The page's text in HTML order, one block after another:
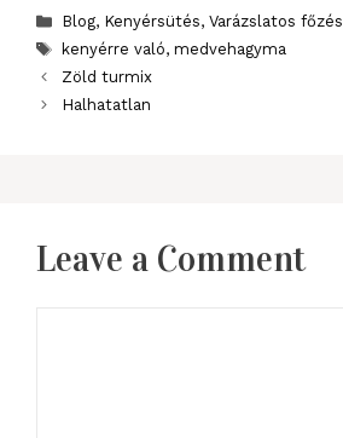
Categories
Blog, Kenyérsütés, Varázslatos főzés
Tags
kenyérre való, medvehagyma
Zöld turmix
Halhatatlan
Leave a Comment